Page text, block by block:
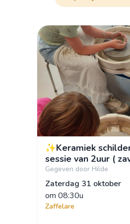
✨Keramiek
sessie van 2uur (
Gegeven door Hilde
Zaterdag 31 oktober
om 08:30u
Zaffelare